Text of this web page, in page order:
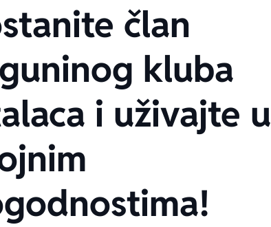
član
kluba
i uživajte u